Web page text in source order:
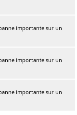
importante sur un
importante sur un
importante sur un